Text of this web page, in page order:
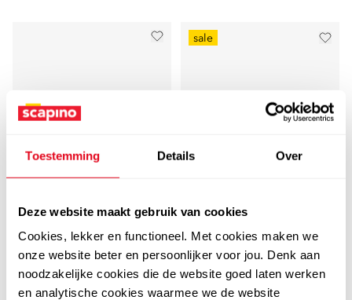
Toestemming Details Over
Deze website maakt gebruik van cookies
Cookies, lekker en functioneel. Met cookies maken we
onze website beter en persoonlijker voor jou. Denk aan
noodzakelijke cookies die de website goed laten werken
en analytische cookies waarmee we de website
Adidas
Adidas Copa Pure IV
Club MG kinder
voetbalschoenen zwart
3999
sale
Dutchy
zaalschoenen zwart
22,991250